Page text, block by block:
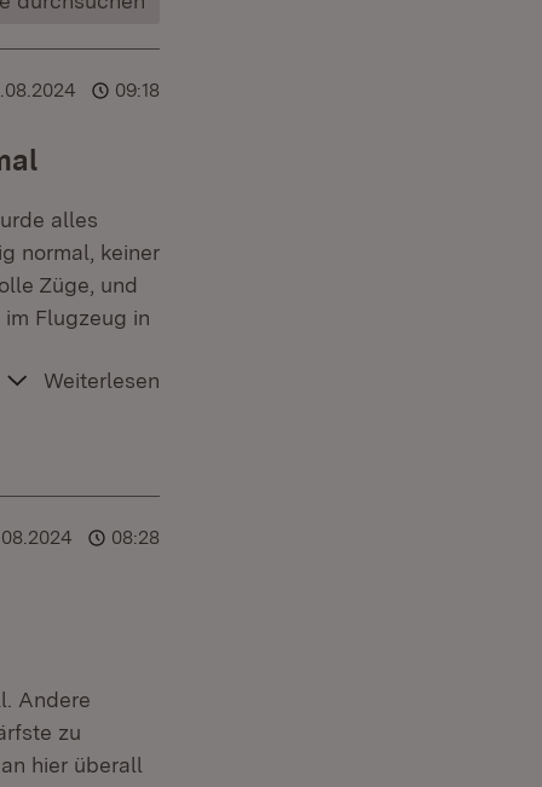
09:18
alles
normal, keiner
Züge, und
Flugzeug in
Weiterlesen
08:28
Andere
zu
hier überall